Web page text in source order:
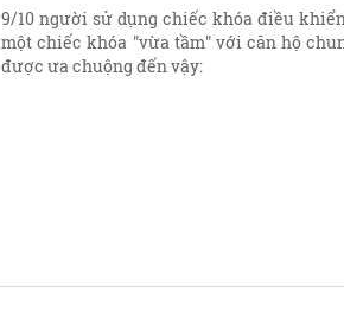
9/10 người sử dụng chiếc khóa điều
một chiếc khóa "vừa tầm" với căn hộ
được ưa chuộng đến vậy: